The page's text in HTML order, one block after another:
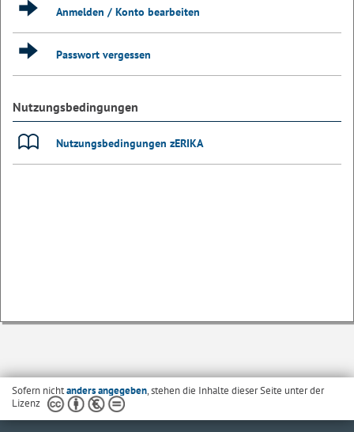
Anmelden / Konto bearbeiten
Passwort vergessen
Nutzungsbedingungen
Nutzungsbedingungen zERIKA
Sofern nichtanders angegeben, stehen die Inhalte dieser Seite unter der
Lizenz